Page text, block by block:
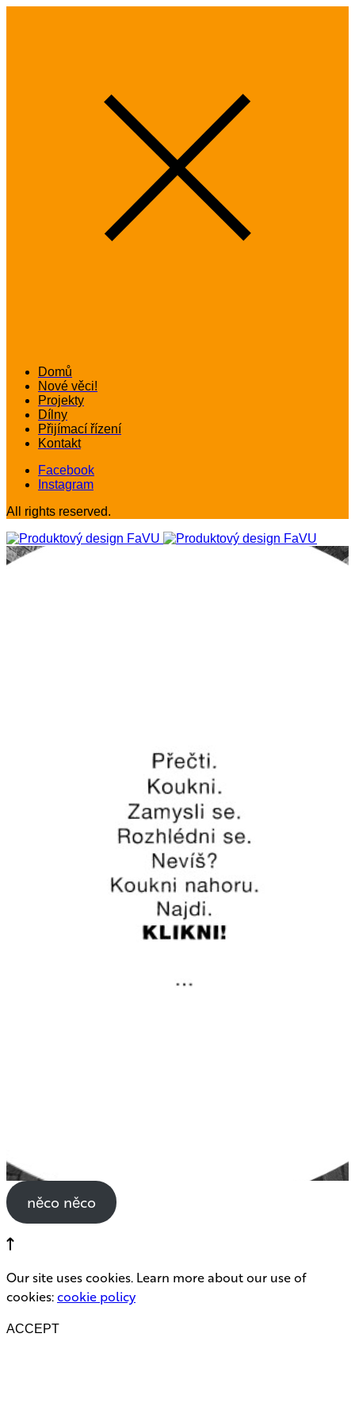
Domů
Nové věci!
Projekty
Dílny
Přijímací řízení
Kontakt
Facebook
Instagram
All rights reserved.
něco něco
Our site uses cookies. Learn more about our use of
cookies:cookie policy
ACCEPT